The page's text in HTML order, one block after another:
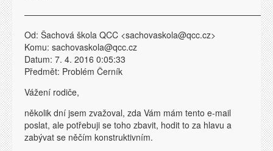
Od: Šachová škola QCC <sachovaskola@qcc.cz>
Komu: sachovaskola@qcc.cz
Datum: 7. 4. 2016 0:05:33
Předmět: Problém Černík
Vážení rodiče,
několik dní jsem zvažoval, zda Vám mám tento e-mail
poslat, ale potřebuji se toho zbavit, hodit to za hlavu a
zabývat se něčím konstruktivním.